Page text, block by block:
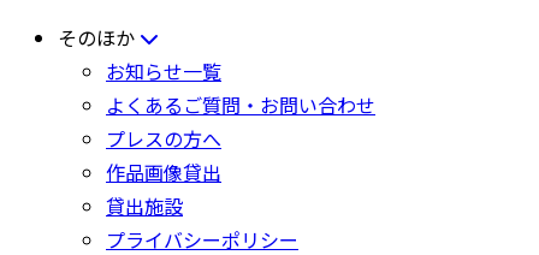
そのほか
お知らせ一覧
よくあるご質問・お問い合わせ
プレスの方へ
作品画像貸出
貸出施設
プライバシーポリシー